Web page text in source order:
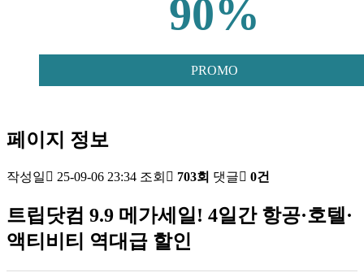
90%
PROMO
페이지 정보
작성일 25-09-06 23:34 조회 703회 댓글 0건
트립닷컴 9.9 메가세일! 4일간 항공·호텔·
액티비티 역대급 할인